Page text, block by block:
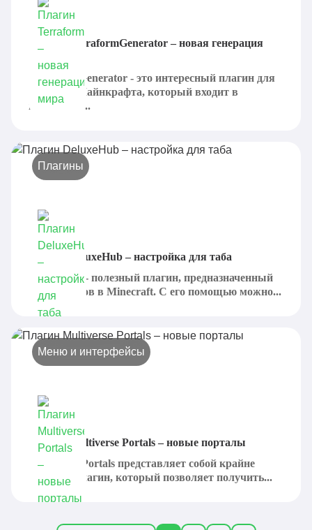
Плагин TerraformGenerator – новая генерация
TerraformGenerator - это интересный плагин для
серверов Майнкрафта, который входит в
категорию...
Плагины
Плагин DeluxeHub – настройка для таба
DeluxeHub - полезный плагин, предназначенный
для серверов в Minecraft. С его помощью можно...
Меню и интерфейсы
Плагин Multiverse Portals – новые порталы
Multiverse Portals представляет собой крайне
удобный плагин, который позволяет получить...